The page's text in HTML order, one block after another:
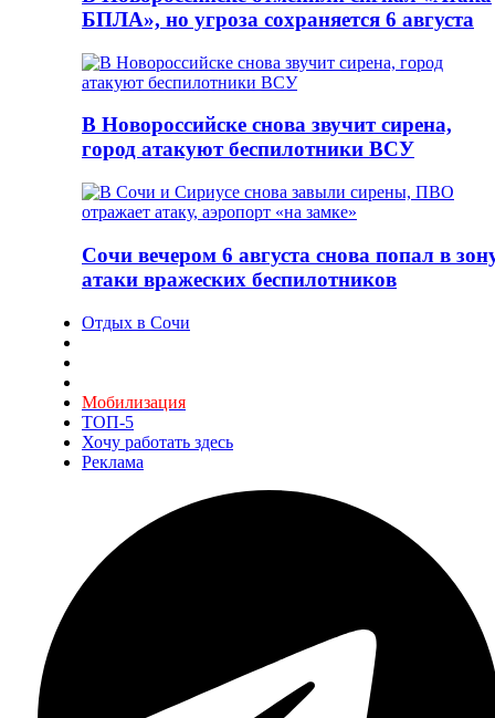
БПЛА», но угроза сохраняется 6 августа
В Новороссийске снова звучит сирена,
город атакуют беспилотники ВСУ
Сочи вечером 6 августа снова попал в
атаки вражеских беспилотников
Отдых в Сочи
Мобилизация
ТОП-5
Хочу работать здесь
Реклама